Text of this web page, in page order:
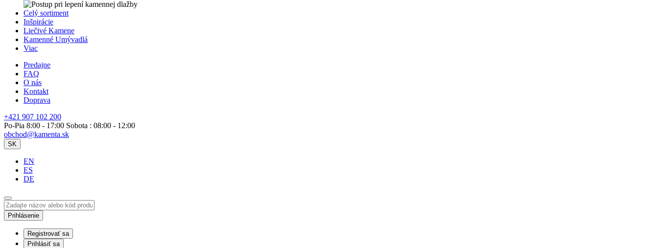
Celý sortiment
Inšpirácie
Liečivé Kamene
Kamenné Umývadlá
Viac
Predajne
FAQ
O nás
Kontakt
Doprava
+421 907 102 200
Po-Pia 8:00 - 17:00 Sobota : 08:00 - 12:00
obchod@kamenta.sk
SK
EN
ES
DE
Prihlásenie
Registrovať sa
Prihlásiť sa